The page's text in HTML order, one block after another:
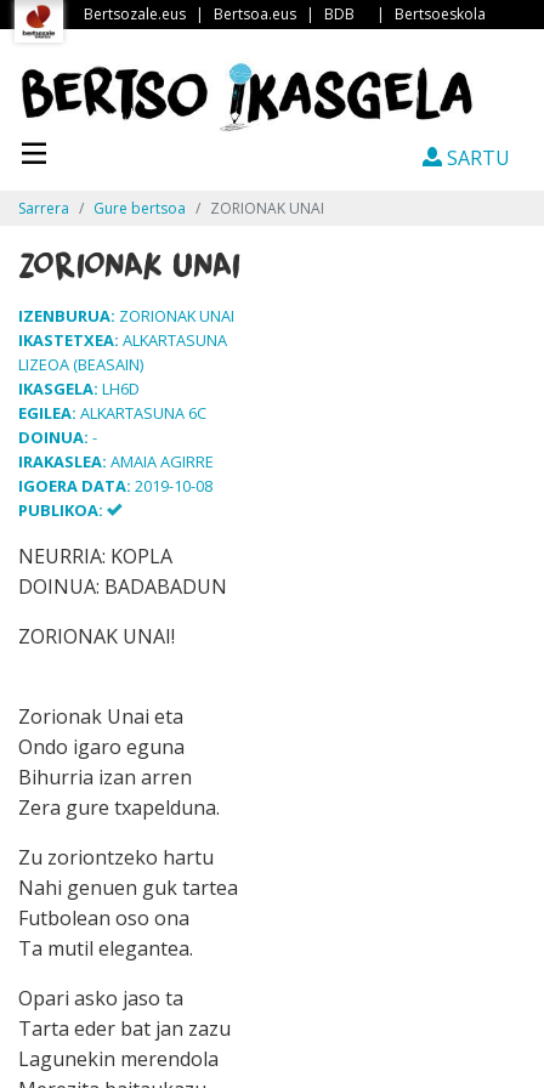
Bertsozale.eus | Bertsoa.eus | BDB | Bertsoeskola
SARTU
Sarrera Gure bertsoa ZORIONAK UNAI
ZORIONAK UNAI
IZENBURUA: ZORIONAK UNAI
IKASTETXEA: ALKARTASUNA
LIZEOA (BEASAIN)
IKASGELA: LH6D
EGILEA: ALKARTASUNA 6C
DOINUA: -
IRAKASLEA: AMAIA AGIRRE
IGOERA DATA: 2019-10-08
PUBLIKOA:
NEURRIA: KOPLA
DOINUA: BADABADUN
ZORIONAK UNAI!
Zorionak Unai eta
Ondo igaro eguna
Bihurria izan arren
Zera gure txapelduna.
Zu zoriontzeko hartu
Nahi genuen guk tartea
Futbolean oso ona
Ta mutil elegantea.
Opari asko jaso ta
Tarta eder bat jan zazu
Lagunekin merendola